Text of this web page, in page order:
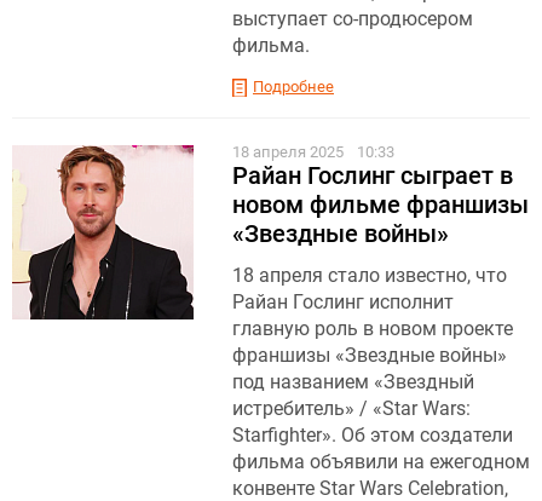
выступает со-продюсером
фильма.
Подробнее
18 апреля 2025 10:33
Райан Гослинг сыграет в
новом фильме франшизы
«Звездные войны»
18 апреля стало известно, что
Райан Гослинг исполнит
главную роль в новом проекте
франшизы «Звездные войны»
под названием «Звездный
истребитель» / «Star Wars:
Starfighter». Об этом создатели
фильма объявили на ежегодном
конвенте Star Wars Celebration,